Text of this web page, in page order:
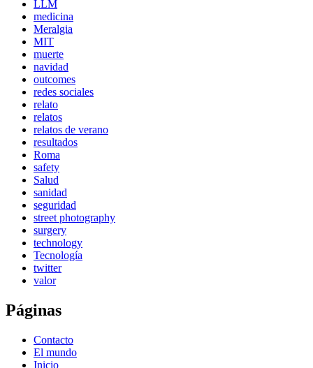
LLM
medicina
Meralgia
MIT
muerte
navidad
outcomes
redes sociales
relato
relatos
relatos de verano
resultados
Roma
safety
Salud
sanidad
seguridad
street photography
surgery
technology
Tecnología
twitter
valor
Páginas
Contacto
El mundo
Inicio